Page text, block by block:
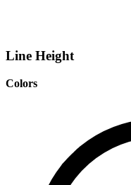
Line Height
Colors